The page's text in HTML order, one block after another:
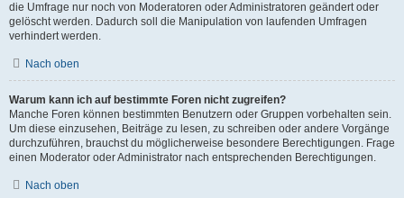
die Umfrage nur noch von Moderatoren oder Administratoren geändert oder
gelöscht werden. Dadurch soll die Manipulation von laufenden Umfragen
verhindert werden.
Nach oben
Warum kann ich auf bestimmte Foren nicht zugreifen?
Manche Foren können bestimmten Benutzern oder Gruppen vorbehalten sein.
Um diese einzusehen, Beiträge zu lesen, zu schreiben oder andere Vorgänge
durchzuführen, brauchst du möglicherweise besondere Berechtigungen. Frage
einen Moderator oder Administrator nach entsprechenden Berechtigungen.
Nach oben